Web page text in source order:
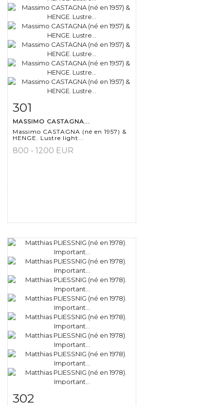
Item detail
301
MASSIMO CASTAGNA...
Massimo CASTAGNA (né en 1957) &
HENGE. Lustre light...
800 - 1200 EUR
Item detail
302